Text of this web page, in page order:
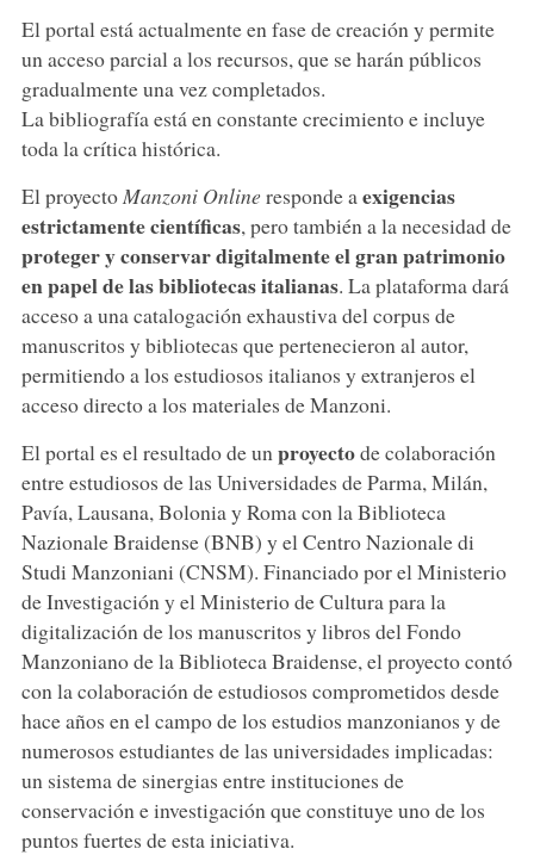
El portal está actualmente en fase de creación y permite
un acceso parcial a los recursos, que se harán públicos
gradualmente una vez completados.
La bibliografía está en constante crecimiento e incluye
toda la crítica histórica.
El proyecto Manzoni Onlineresponde a exigencias
estrictamente científicas, pero también a la necesidad de
proteger y conservar digitalmente el gran patrimonio
en papel de las bibliotecas italianas. La plataforma dará
acceso a una catalogación exhaustiva del corpus de
manuscritos y bibliotecas que pertenecieron al autor,
permitiendo a los estudiosos italianos y extranjeros el
acceso directo a los materiales de Manzoni.
El portal es el resultado de unproyectode colaboración
entre estudiosos de las Universidades de Parma, Milán,
Pavía, Lausana, Bolonia y Roma con la Biblioteca
Nazionale Braidense (BNB) y el Centro Nazionale di
Studi Manzoniani (CNSM). Financiado por el Ministerio
de Investigación y el Ministerio de Cultura para la
digitalización de los manuscritos y libros del Fondo
Manzoniano de la Biblioteca Braidense, el proyecto contó
con la colaboración de estudiosos comprometidos desde
hace años en el campo de los estudios manzonianos y de
numerosos estudiantes de las universidades implicadas:
un sistema de sinergias entre instituciones de
conservación e investigación que constituye uno de los
puntos fuertes de esta iniciativa.